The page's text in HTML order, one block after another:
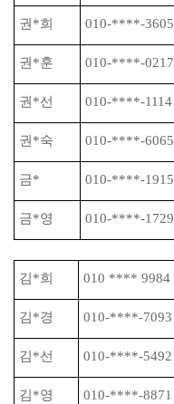
권*희 010-****-3605
권*훈 010-****-0217
권*선 010-****-1114
권*숙 010-****-6065
금* 010-****-1915
금*영 010-****-1729
김*희 010 **** 9984
김*경 010-****-7093
김*선 010-****-5492
김*영 010-****-8871